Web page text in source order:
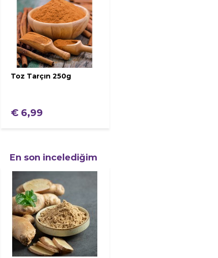
Toz Tarçın 250g
€ 6,99
En son incelediğim